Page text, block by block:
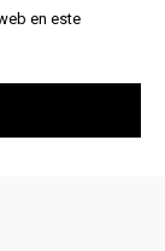
en este